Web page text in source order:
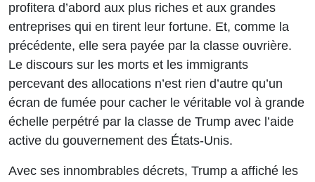
profitera d’abord aux plus riches et aux grandes
entreprises qui en tirent leur fortune. Et, comme la
précédente, elle sera payée par la classe ouvrière.
Le discours sur les morts et les immigrants
percevant des allocations n’est rien d’autre qu’un
écran de fumée pour cacher le véritable vol à grande
échelle perpétré par la classe de Trump avec l’aide
active du gouvernement des États-Unis.
Avec ses innombrables décrets, Trump a affiché les